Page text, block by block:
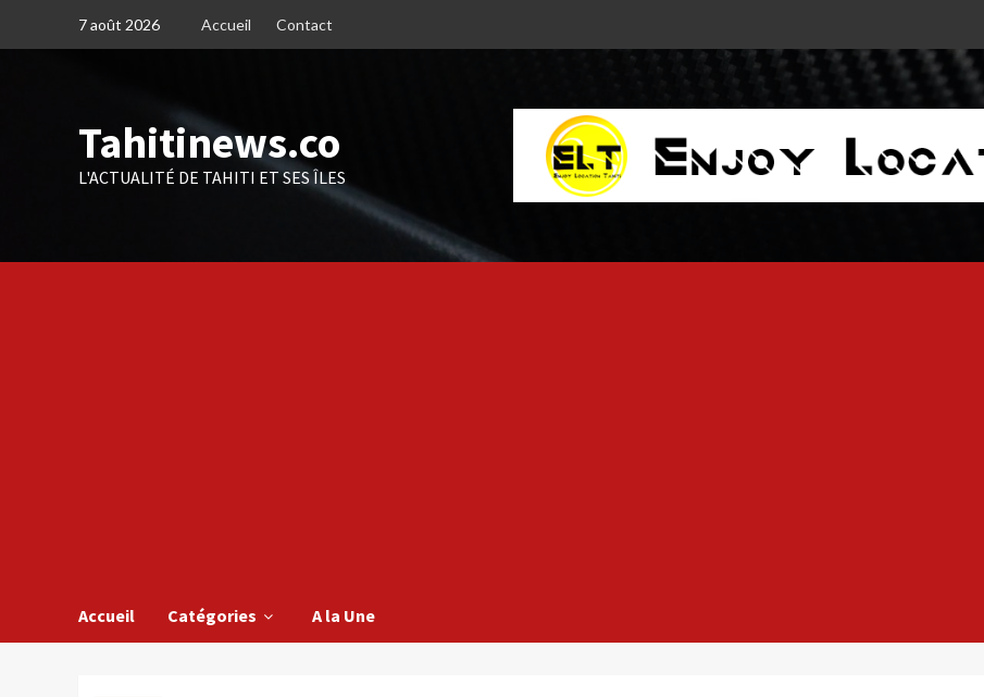
7 août 2026 Accueil Contact
Tahitinews.co
L'ACTUALITÉ DE TAHITI ET SES ÎLES
Accueil Catégories A la Une